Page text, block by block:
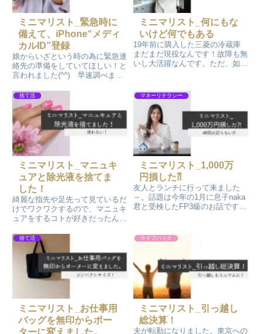
ミニマリスト_緊急時に
備えて、iPhone“メディ
カルID”登録
娘からいざという時の為に緊急連
絡先の準備をしていてほしい！と
言われました(^^) 早速調べまし
みたんです。やり方はYouTubeを
参考にしました。登録したスクシ
ョを家族に共有もしました。
ミニマリスト_何にもな
いけど何でもある
19年前に購入した三菱の冷蔵庫
まだまだ現役なんです！故障も無
いし大活躍なんです。ただ、如何
す。夫が帰省した時も使い勝手と
しては変化なしなので…。小さい
冷蔵庫を買い直したくなってきま
した～
捨て活
ミニマリスト_マニュキ
ュアと除光液を捨てま
した！
綺麗な指先や足先って見ているだ
けでワクワクするので、マニュキ
ュアをするコトが好きだったんで
た💧今年の夏は１回もすることが
無かったので、マニュキュア全捨
てしました！コットンも除光液も
捨てました。
マネーリテラシー
ミニマリスト_1,000万
円損した⁈
友人とランチに行って来ました
～。話題は今年の1月に息子naka
君と受検したFP3級のお話です。
したんです！そして、30年に渡
って損した金額のお話も…1千万
捨て活
ミニマリスト_お仕事用
バッグを無印からポー
ターに変えました。
ライフハック
ミニマリスト_引っ越し
総決算！
夫が転勤になりました。東京への